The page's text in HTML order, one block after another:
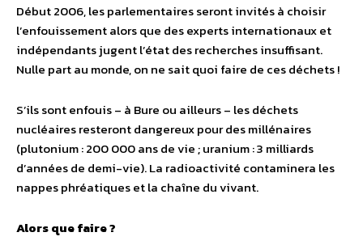
Début 2006, les parlementaires seront invités à choisir
l’enfouissement alors que des experts internationaux et
indépendants jugent l’état des recherches insuffisant.
Nulle part au monde, on ne sait quoi faire de ces déchets !
S’ils sont enfouis – à Bure ou ailleurs – les déchets
nucléaires resteront dangereux pour des millénaires
(plutonium : 200 000 ans de vie ; uranium : 3 milliards
d’années de demi-vie). La radioactivité contaminera les
nappes phréatiques et la chaîne du vivant.
Alors que faire ?